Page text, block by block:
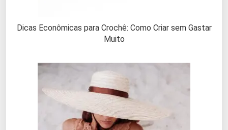
Dicas Econômicas para Crochê: Como Criar sem Gastar
Muito